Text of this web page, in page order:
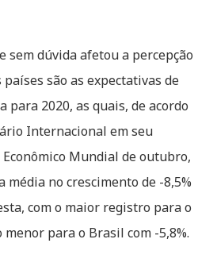
sem dúvida afetou a percepção
são as expectativas de
para 2020, as quais, de acordo
Internacional em seu
Mundial de outubro,
média no crescimento de -8,5%
com o maior registro para o
menor para o Brasil com -5,8%.